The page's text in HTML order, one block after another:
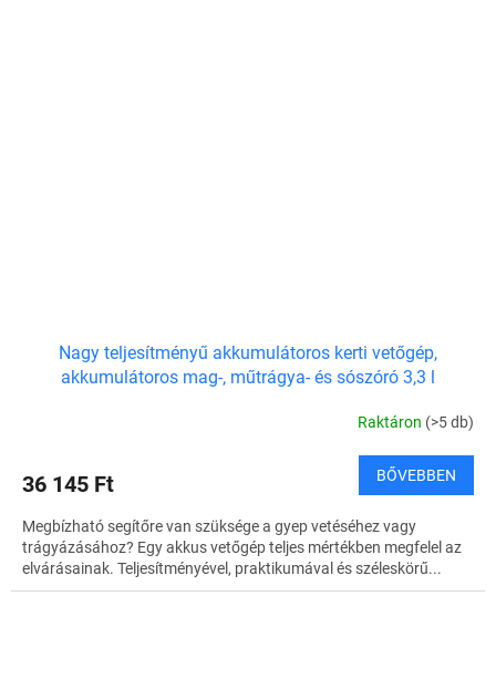
Nagy teljesítményű akkumulátoros kerti vetőgép,
akkumulátoros mag-, műtrágya- és sószóró 3,3 l
Raktáron (>5 db)
36 145 Ft BŐVEBBEN
Megbízható segítőre van szüksége a gyep vetéséhez vagy
trágyázásához? Egy akkus vetőgép teljes mértékben megfelel az
elvárásainak. Teljesítményével, praktikumával és széleskörű...